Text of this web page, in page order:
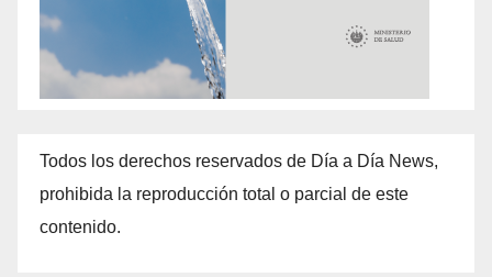
Todos los derechos reservados de Día a Día News,
prohibida la reproducción total o parcial de este
contenido.